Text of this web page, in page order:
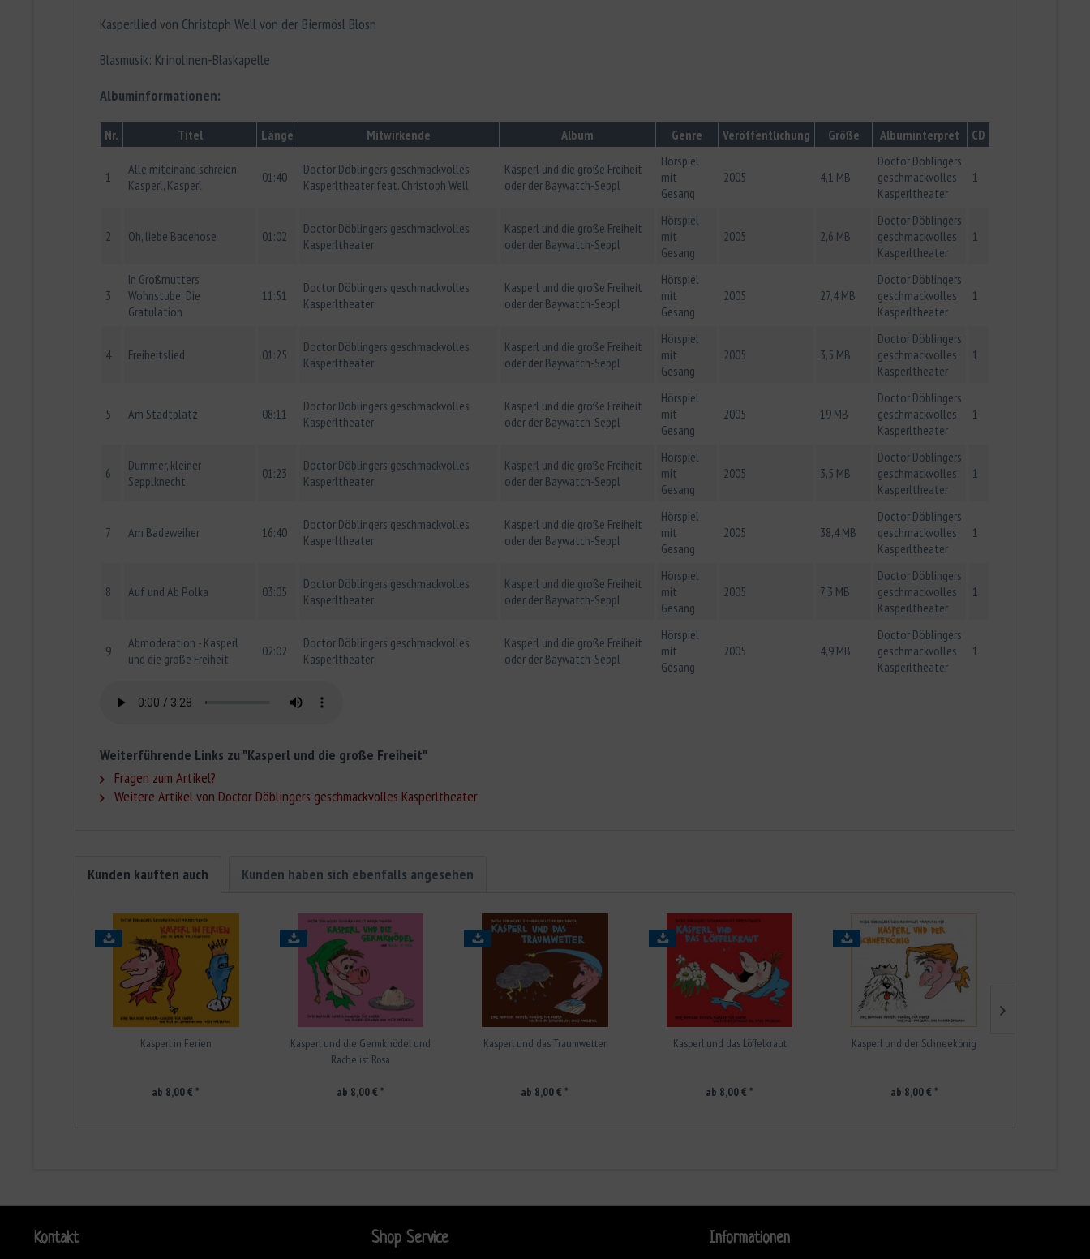
Kasperllied von Christoph Well von der Biermösl Blosn
Blasmusik: Krinolinen-Blaskapelle
Albuminformationen:
Nr. Titel Länge Mitwirkende Album Genre Veröffentlichung Größe Albuminterpret CD
1
Alle miteinand schreien
Kasperl, Kasperl
01:40
Doctor Döblingers geschmackvolles
Kasperltheater feat. Christoph Well
Kasperl und die große Freiheit
oder der Baywatch-Seppl
Hörspiel
mit
Gesang
2005 4,1 MB
Doctor Döblingers
geschmackvolles
Kasperltheater
1
2 Oh, liebe Badehose 01:02
Doctor Döblingers geschmackvolles
Kasperltheater
Kasperl und die große Freiheit
oder der Baywatch-Seppl
Hörspiel
mit
Gesang
2005 2,6 MB
Doctor Döblingers
geschmackvolles
Kasperltheater
1
3
In Großmutters
Wohnstube: Die
Gratulation
11:51
Doctor Döblingers geschmackvolles
Kasperltheater
Kasperl und die große Freiheit
oder der Baywatch-Seppl
Hörspiel
mit
Gesang
2005 27,4 MB
Doctor Döblingers
geschmackvolles
Kasperltheater
1
4 Freiheitslied 01:25
Doctor Döblingers geschmackvolles
Kasperltheater
Kasperl und die große Freiheit
oder der Baywatch-Seppl
Hörspiel
mit
Gesang
2005 3,5 MB
Doctor Döblingers
geschmackvolles
Kasperltheater
1
5 Am Stadtplatz 08:11
Doctor Döblingers geschmackvolles
Kasperltheater
Kasperl und die große Freiheit
oder der Baywatch-Seppl
Hörspiel
mit
Gesang
2005 19 MB
Doctor Döblingers
geschmackvolles
Kasperltheater
1
6
Dummer, kleiner
Sepplknecht
01:23
Doctor Döblingers geschmackvolles
Kasperltheater
Kasperl und die große Freiheit
oder der Baywatch-Seppl
Hörspiel
mit
Gesang
2005 3,5 MB
Doctor Döblingers
geschmackvolles
Kasperltheater
1
7 Am Badeweiher 16:40
Doctor Döblingers geschmackvolles
Kasperltheater
Kasperl und die große Freiheit
oder der Baywatch-Seppl
Hörspiel
mit
Gesang
2005 38,4 MB
Doctor Döblingers
geschmackvolles
Kasperltheater
1
8 Auf und Ab Polka 03:05
Doctor Döblingers geschmackvolles
Kasperltheater
Kasperl und die große Freiheit
oder der Baywatch-Seppl
Hörspiel
mit
Gesang
2005 7,3 MB
Doctor Döblingers
geschmackvolles
Kasperltheater
1
9
Abmoderation - Kasperl
und die große Freiheit
02:02
Doctor Döblingers geschmackvolles
Kasperltheater
Kasperl und die große Freiheit
oder der Baywatch-Seppl
Hörspiel
mit
Gesang
2005 4,9 MB
Doctor Döblingers
geschmackvolles
Kasperltheater
1
Weiterführende Links zu "Kasperl und die große Freiheit"
Fragen zum Artikel?
Weitere Artikel von Doctor Döblingers geschmackvolles Kasperltheater
Kunden kauften auch Kunden haben sich ebenfalls angesehen
Kasperl in Ferien
ab 8,00 € *
Kasperl und die Germknödel und
Rache ist Rosa
ab 8,00 € *
Kasperl und das Traumwetter
ab 8,00 € *
Kasperl und das Löffelkraut
ab 8,00 € *
Kasperl und der Schneekönig
ab 8,00 € *
Kontakt Shop Service Informationen